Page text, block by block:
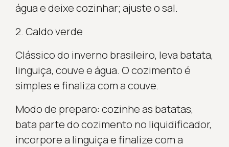
água e deixe cozinhar; ajuste o sal.
2. Caldo verde
Clássico do inverno brasileiro, leva batata,
linguiça, couve e água. O cozimento é
simples e finaliza com a couve.
Modo de preparo: cozinhe as batatas,
bata parte do cozimento no liquidificador,
incorpore a linguiça e finalize com a